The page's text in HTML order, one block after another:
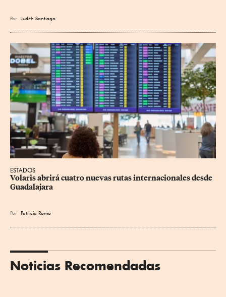
Por Judith Santiago
ESTADOS
Volaris abrirá cuatro nuevas rutas internacionales desde
Guadalajara
Por Patricia Romo
Noticias Recomendadas